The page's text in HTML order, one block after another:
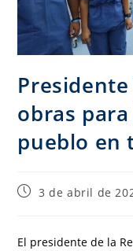
obras
pueblo en
3 de abril de
El presidente de la